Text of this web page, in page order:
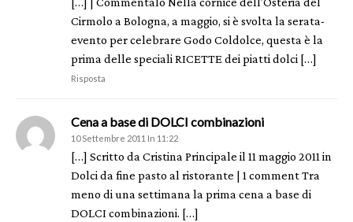
Cirmolo a Bologna, a maggio, si è svolta la serata-
evento per celebrare Godo Coldolce, questa è la
prima delle speciali RICETTE dei piatti dolci […]
Risposta
Cena a base di DOLCI combinazioni
10 Settembre 2011 In 11:22
[…] Scritto da Cristina Principale il 11 maggio 2011 in
Dolci da fine pasto al ristorante | 1 comment Tra
meno di una settimana la prima cena a base di
DOLCI combinazioni. […]